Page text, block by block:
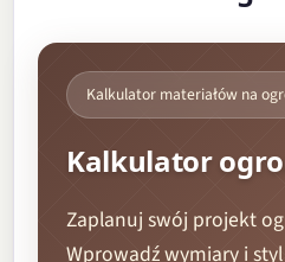
Kalkulator materiałów na
Kalkulator
Zaplanuj swój projekt
Wprowadź wymiary i